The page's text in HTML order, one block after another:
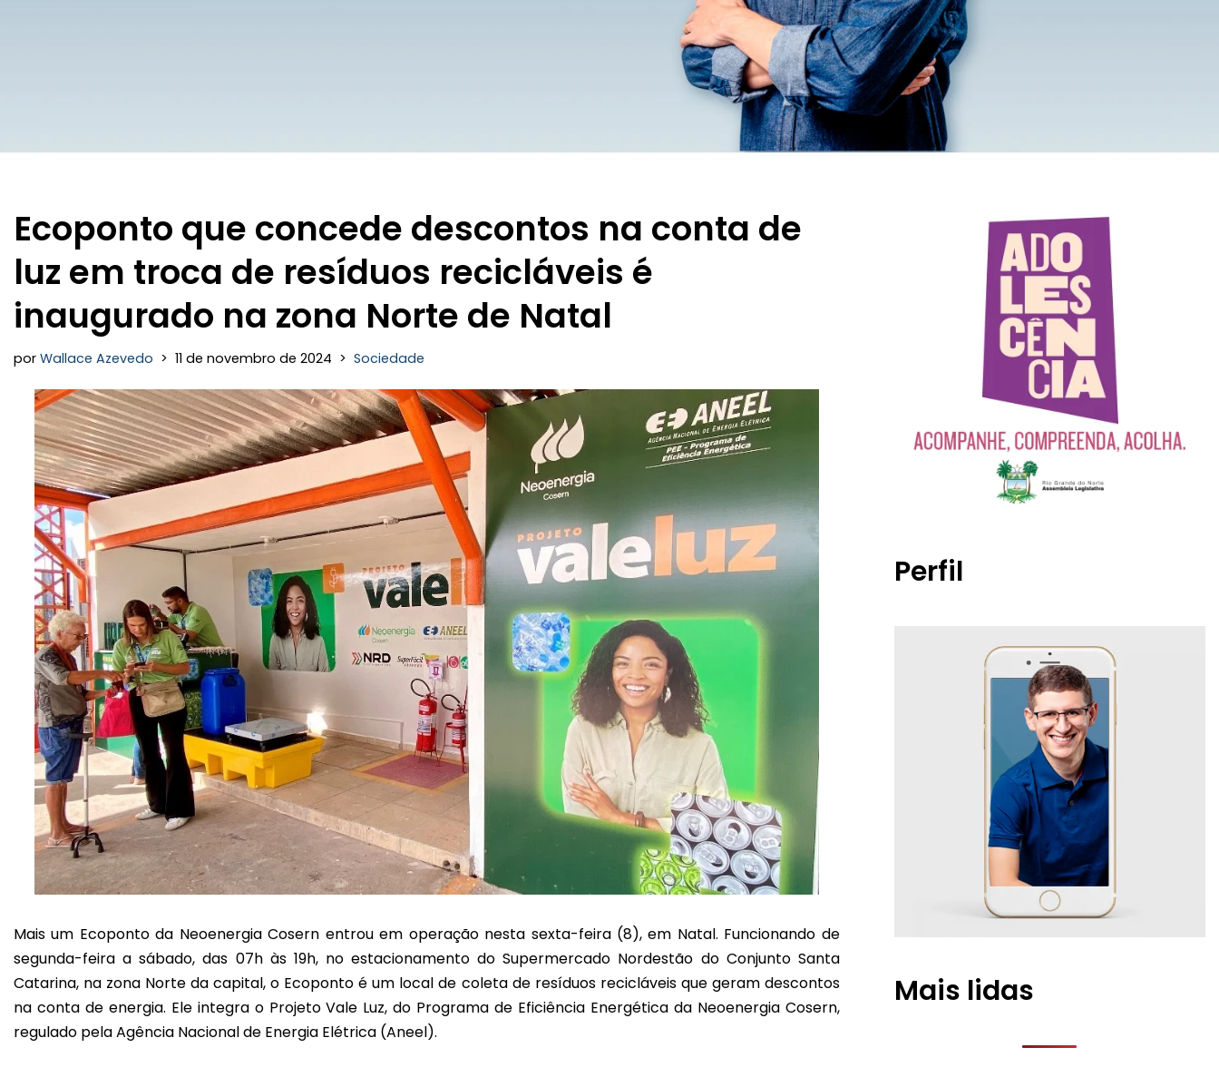
Ecoponto que concede descontos na conta de
luz em troca de resíduos recicláveis é
inaugurado na zona Norte de Natal
por Wallace Azevedo 11 de novembro de 2024 Sociedade
Mais um Ecoponto da Neoenergia Cosern entrou em operação nesta sexta-feira (8), em Natal. Funcionando de
segunda-feira a sábado, das 07h às 19h, no estacionamento do Supermercado Nordestão do Conjunto Santa
Catarina, na zona Norte da capital, o Ecoponto é um local de coleta de resíduos recicláveis que geram descontos
na conta de energia. Ele integra o Projeto Vale Luz, do Programa de Eficiência Energética da Neoenergia Cosern,
regulado pela Agência Nacional de Energia Elétrica (Aneel).
Perfil
Mais lidas